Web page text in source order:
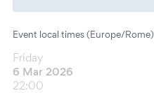
Event local times (Europe/Rome)
Friday
6 Mar 2026
22:00